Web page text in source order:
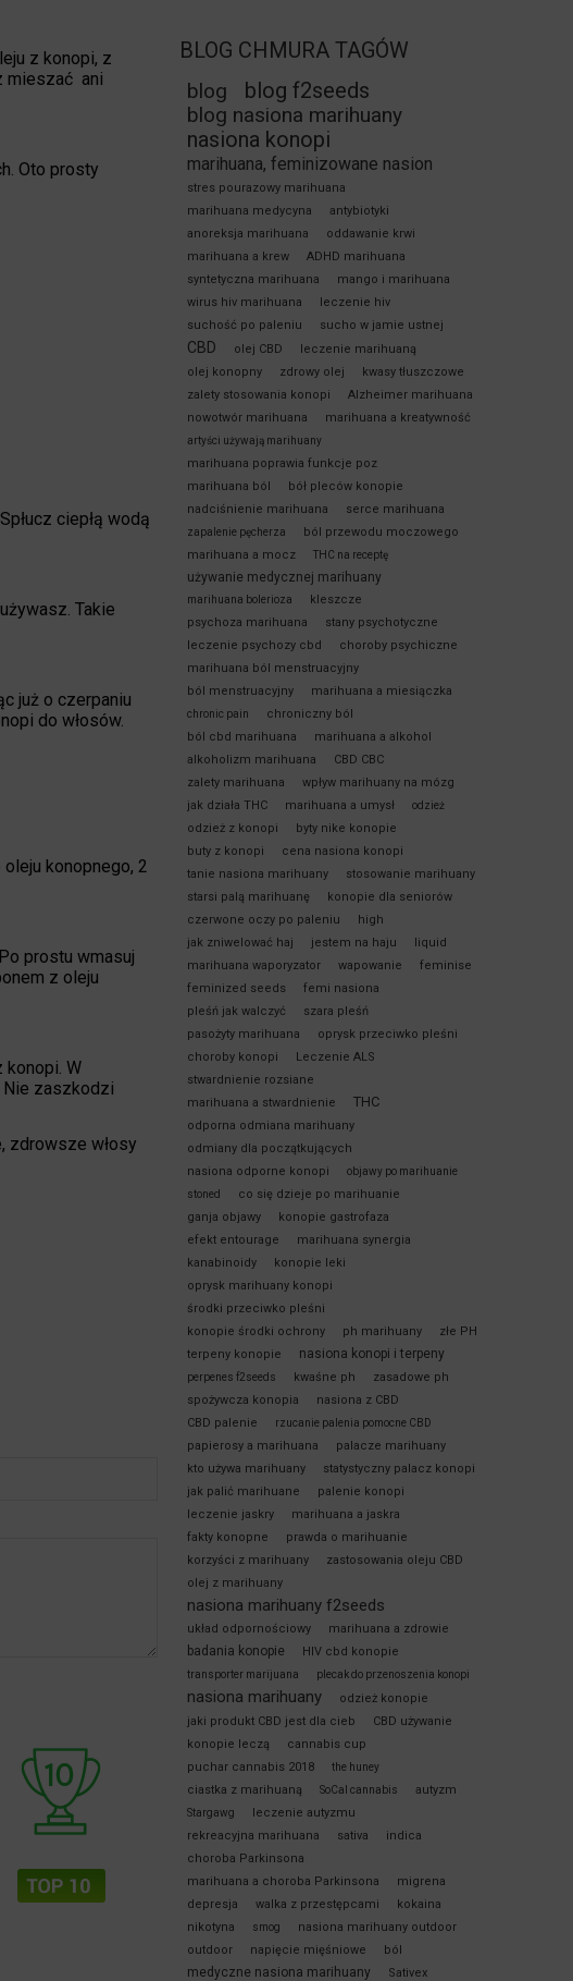
z konopi, z
mieszać ani
Oto prosty
ciepłą wodą
Takie
już o czerpaniu
do włosów.
konopnego, 2
prostu wmasuj
z oleju
konopi. W
Nie zaszkodzi
zdrowsze włosy
BLOG CHMURA TAGÓW
blog blog f2seeds
blog nasiona marihuany
nasiona konopi
marihuana, feminizowane nasion
stres pourazowy marihuana
marihuana medycyna
antybiotyki
anoreksja marihuana
oddawanie krwi
marihuana a krew
ADHD marihuana
syntetyczna marihuana
mango i marihuana
wirus hiv marihuana
leczenie hiv
suchość po paleniu
sucho w jamie ustnej
CBD olej CBD
leczenie marihuaną
olej konopny
zdrowy olej
kwasy tłuszczowe
zalety stosowania konopi
Alzheimer marihuana
nowotwór marihuana
marihuana a kreatywność
artyści używają marihuany
marihuana poprawia funkcje poz
marihuana ból
bół pleców konopie
nadciśnienie marihuana
serce marihuana
zapalenie pęcherza
ból przewodu moczowego
marihuana a mocz
THC na receptę
używanie medycznej marihuany
marihuana bolerioza
kleszcze
psychoza marihuana
stany psychotyczne
leczenie psychozy cbd
choroby psychiczne
marihuana ból menstruacyjny
ból menstruacyjny
marihuana a miesiączka
chronic pain
chroniczny ból
ból cbd marihuana
marihuana a alkohol
alkoholizm marihuana
CBD CBC
zalety marihuana
wpływ marihuany na mózg
jak działa THC
marihuana a umysł odzież
odzież z konopi
byty nike konopie
buty z konopi
cena nasiona konopi
tanie nasiona marihuany
stosowanie marihuany
starsi palą marihuanę
konopie dla seniorów
czerwone oczy po paleniu
high
jak zniwelować haj
jestem na haju
liquid
marihuana waporyzator
wapowanie
feminise
feminized seeds
femi nasiona
pleśń jak walczyć
szara pleśń
pasożyty marihuana
oprysk przeciwko pleśni
choroby konopi
Leczenie ALS
stwardnienie rozsiane
marihuana a stwardnienie
THC
odporna odmiana marihuany
odmiany dla początkujących
nasiona odporne konopi
objawy po marihuanie
stoned
co się dzieje po marihuanie
ganja objawy
konopie gastrofaza
efekt entourage
marihuana synergia
kanabinoidy
konopie leki
oprysk marihuany konopi
środki przeciwko pleśni
konopie środki ochrony
ph marihuany
złe PH
terpeny konopie
nasiona konopi i terpeny
perpenes f2seeds kwaśne ph
zasadowe ph
spożywcza konopia
nasiona z CBD
CBD palenie
rzucanie palenia pomocne CBD
papierosy a marihuana
palacze marihuany
kto używa marihuany
statystyczny palacz konopi
jak palić marihuane
palenie konopi
leczenie jaskry
marihuana a jaskra
fakty konopne
prawda o marihuanie
korzyści z marihuany
zastosowania oleju CBD
olej z marihuany
nasiona marihuany f2seeds
układ odpornościowy marihuana a zdrowie
badania konopie HIV cbd konopie
transporter marijuana plecak do przenoszenia konopi
nasiona marihuany
odzież konopie
jaki produkt CBD jest dla cieb
CBD używanie
konopie leczą
cannabis cup
puchar cannabis 2018
the huney
ciastka z marihuaną SoCal cannabis autyzm
Stargawg
leczenie autyzmu
rekreacyjna marihuana
sativa
indica
choroba Parkinsona
marihuana a choroba Parkinsona
migrena
depresja
walka z przestępcami
kokaina
nikotyna
smog
nasiona marihuany outdoor
outdoor
napięcie mięśniowe ból
medyczne nasiona marihuany Sativex